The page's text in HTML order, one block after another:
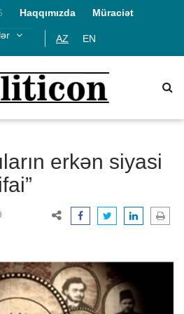
Haqqımızda
Müraciət
AZ EN
erkən siyasi